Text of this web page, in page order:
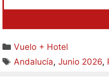
Vuelo + Hotel
Andalucía,Junio 2026,